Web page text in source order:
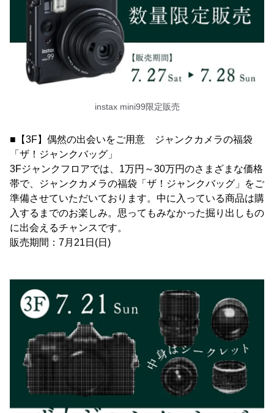
instax mini99限定販売
■【3F】偶然の出会いをご用意 ジャンクカメラの福袋
「ザ！ジャンクバッグ」
3Fジャンクフロアでは、1万円～30万円のさまざまな価格
帯で、ジャンクカメラの福袋「ザ！ジャンクバッグ」をご
準備させていただいております。中に入っている商品は購
入するまでのお楽しみ。思ってもみなかった掘り出しもの
に出会えるチャンスです。
販売期間：7月21日(日)